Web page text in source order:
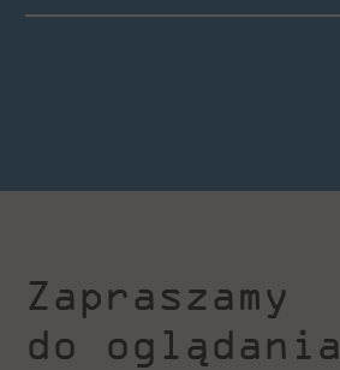
Zapraszamy
do oglądania